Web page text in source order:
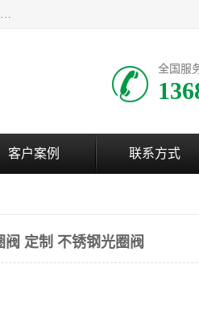
上海拜肯机械设备有限公司成立于2008年，注册地位于上海市浦东新区。经营范围包括机械设备及配件、电器设备、仪器仪表、化工原料及产品、软件及辅助设备，机械设备及配件的制造、加工等；主要产品有：气力输送，小袋倒袋站，吨袋倒袋站，倒桶机，集装箱卸料系统，Z型斗式输送机，螺旋输送机，管链输送机，真空上料机，流化器，配混料系统，软管等。
全国服
客户案例 联系方式
阀 定制 不锈钢光圈阀